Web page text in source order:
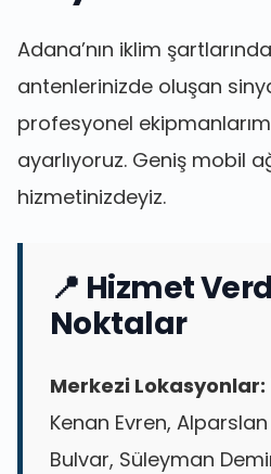
Adana’nın iklim
antenlerinizde oluşan
profesyonel
ayarlıyoruz. Geniş mobil
hizmetinizdeyiz.
📍 Hizmet
Noktalar
Merkezi Lokasyonlar:
Kenan Evren,
Bulvar, Süleyman